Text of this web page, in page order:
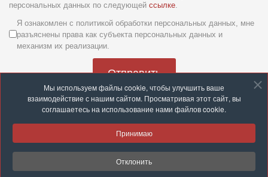
Мы используем файлы cookie, чтобы улучшить ваше
взаимодействие с нашим сайтом. Просматривая этот сайт, вы
соглашаетесь на использование нами файлов cookie.
Принимаю
Отклонить
персональных данных по следующей ссылке.
Условия обслуживания *
Я ознакомлен с политикой обработки персональных данных, мне
разъяснены права как субъекта персональных данных и
механизм их реализации.
Отправить
Разработка и техподдержка:site-support.by